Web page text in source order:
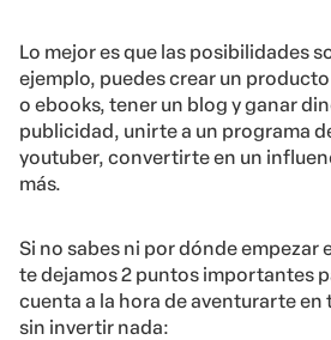
Lo mejor es que las posibilidades
ejemplo, puedes crear un
o ebooks, tener un blog y ganar
publicidad, unirte a un programa
youtuber, convertirte en un
más.
Si no sabes ni por dónde empezar
te dejamos 2 puntos importantes
cuenta a la hora de aventurarte
sin invertir nada: